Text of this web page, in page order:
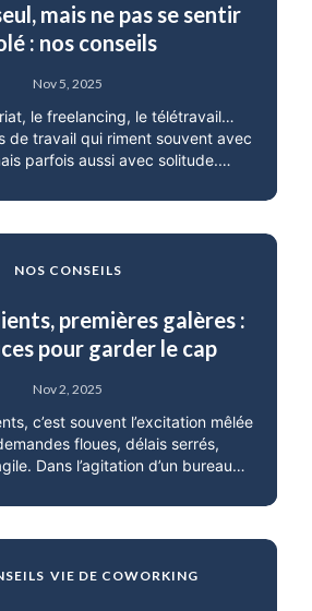
mais ne pas se sentir
: nos conseils
Nov 5, 2025
le freelancing, le télétravail…
de travail qui riment souvent avec
parfois aussi avec solitude.…
NOS CONSEILS
premières galères :
pour garder le cap
Nov 2, 2025
c’est souvent l’excitation mêlée
floues, délais serrés,
Dans l’agitation d’un bureau…
VIE DE COWORKING